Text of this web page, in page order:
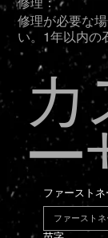
ファーストネ
カ
ー
修理が必要な
い。1年以内の